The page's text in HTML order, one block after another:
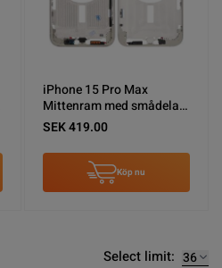
iPhone 15 Pro Max
Mittenram med smådelar
OEM - Titanvit
SEK 419.00
Köp nu
Select limit: